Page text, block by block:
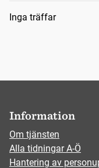
Inga träffar
Information
Om tjänsten
Alla tidningar A-Ö
Hantering av